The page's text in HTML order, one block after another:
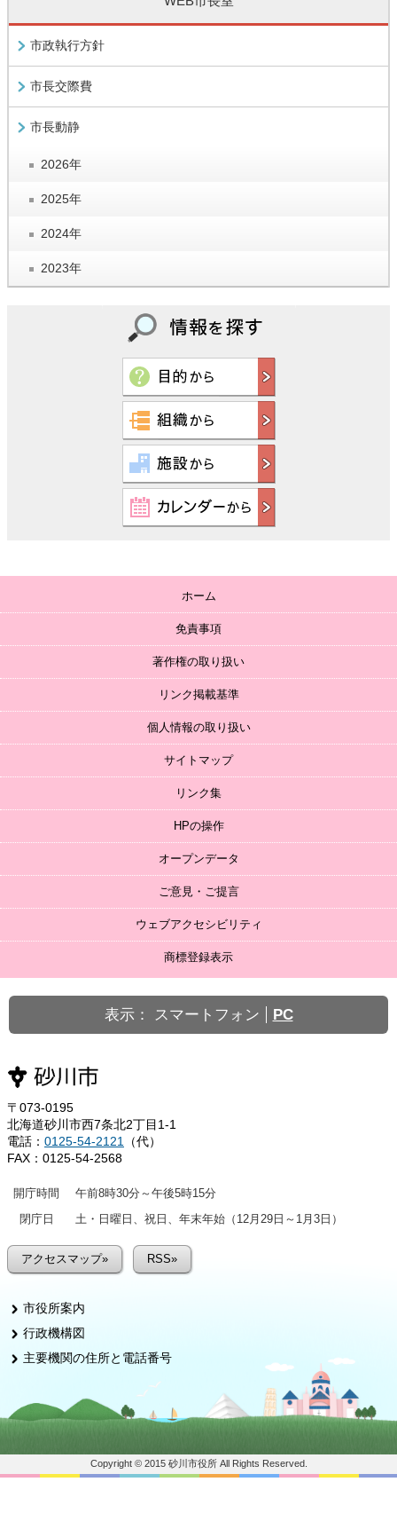
市政執行方針
市長交際費
市長動静
2026年
2025年
2024年
2023年
ホーム
免責事項
著作権の取り扱い
リンク掲載基準
個人情報の取り扱い
サイトマップ
リンク集
HPの操作
オープンデータ
ご意見・ご提言
ウェブアクセシビリティ
商標登録表示
表示： スマートフォン PC
〒073-0195
北海道砂川市西7条北2丁目1-1
電話： 0125-54-2121
（代）
FAX：0125-54-2568
開庁時間
午前8時30分～午後5時15分
閉庁日
土・日曜日、祝日、年末年始（12月29日～1月3日）
アクセスマップ» RSS»
市役所案内
行政機構図
主要機関の住所と電話番号
Copyright © 2015 砂川市役所 All Rights Reserved.